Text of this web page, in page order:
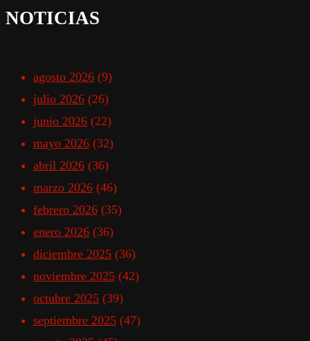
NOTICIAS
agosto 2026 (9)
julio 2026 (26)
junio 2026 (22)
mayo 2026 (32)
abril 2026 (36)
marzo 2026 (46)
febrero 2026 (35)
enero 2026 (36)
diciembre 2025 (36)
noviembre 2025 (42)
octubre 2025 (39)
septiembre 2025 (47)